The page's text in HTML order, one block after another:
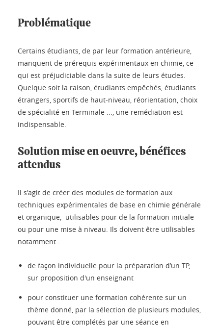
Problématique
Certains étudiants, de par leur formation antérieure,
manquent de prérequis expérimentaux en chimie, ce
qui est préjudiciable dans la suite de leurs études.
Quelque soit la raison, étudiants empêchés, étudiants
étrangers, sportifs de haut-niveau, réorientation, choix
de spécialité en Terminale ..., une remédiation est
indispensable.
Solution mise en oeuvre, bénéfices
attendus
Il s'agit de créer des modules de formation aux
techniques expérimentales de base en chimie générale
et organique, utilisables pour de la formation initiale
ou pour une mise à niveau. Ils doivent être utilisables
notamment :
de façon individuelle pour la préparation d’un TP,
sur proposition d'un enseignant
pour constituer une formation cohérente sur un
thème donné, par la sélection de plusieurs modules,
pouvant être complétés par une séance en